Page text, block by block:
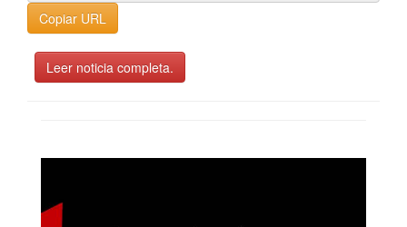
Copiar URL
Leer noticia completa.